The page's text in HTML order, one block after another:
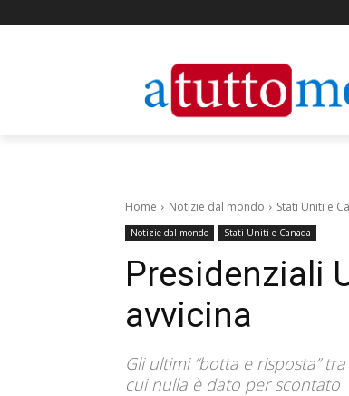
Home Notizie dal mondo Stati Uniti e
Notizie dal mondo Stati Uniti e Canada
Presidenziali
avvicina
Gli ultimi “botta e risposta”
cui nulla è dato per scontato